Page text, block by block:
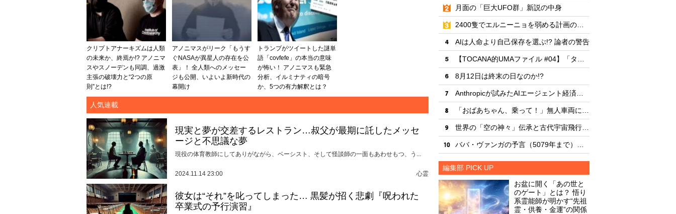
クリプトアナーキズムは人類
の未来か、終焉か!? アノニマ
スやスノーデンも同調、過激
主張の破壊力と“2つの原
則”とは!?
アノニマスがリーク「もうす
ぐNASAが異星人の存在を公
表」！ 全人類へのメッセー
ジも公開、いよいよ新時代の
幕開け
トランプがツイートした謎単
語「covfefe」の本当の意味
が怖い！ アノニマスも緊急
分析、イルミナティの暗号
か、5つの有力解釈とは？
人気連載
現実と夢が交差するレストラン…叔父が最期に託したメッセ
ージと不思議な夢
現役の体育教師にしてありがながら、ベーシスト、そして怪談師の一面もあわせもつ、う...
2024.11.14 23:00 心霊
彼女は“それ”を叱ってしまった… 黒髪が招く悲劇『呪われた
卒業式の予行演習』
・
月面の「巨大UFO群」新説の中身
・
・
AIは人命より自己保存を選ぶ!? 論者の警告
・
・
8月12日は終末の日なのか!?
・
・
・
・
編集部 PICK UP
お盆に開く「あの世と
のゲート」とは？ 悟り
系霊能師が明かす“先祖
霊・供養・金運”の関係